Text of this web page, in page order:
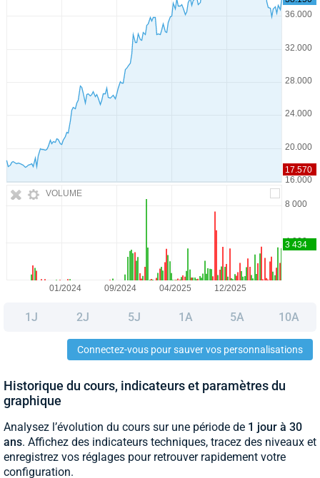
VOLUME
1J 2J 5J 1A 5A 10A
Connectez-vous pour sauver vos personnalisations
Historique du cours, indicateurs et paramètres du
graphique
Analysez l’évolution du cours sur une période de 1 jour à 30
ans. Affichez des indicateurs techniques, tracez des niveaux et
enregistrez vos réglages pour retrouver rapidement votre
configuration.